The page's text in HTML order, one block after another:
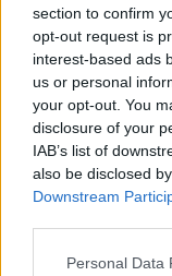
section to confirm
opt-out request is
interest-based ads
us or personal
your opt-out. You
disclosure of your
IAB’s list of
also be disclosed
Downstream
Personal Data
Wat pleit
Hij heeft een
Hij werkt graag met
Dat sluit aan bij de
ontwikkeling dan in